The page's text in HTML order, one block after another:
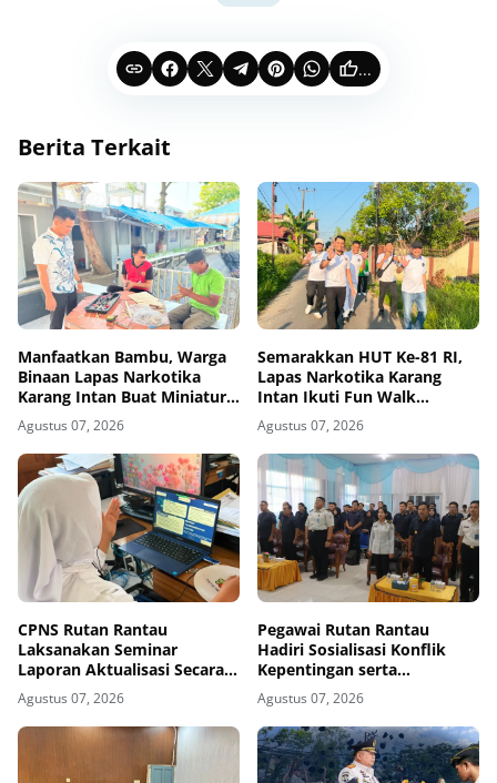
...
Berita Terkait
Manfaatkan Bambu, Warga
Binaan Lapas Narkotika
Karang Intan Buat Miniatur
Gantungan Kunci Abjad
Agustus 07, 2026
Semarakkan HUT Ke-81 RI,
Lapas Narkotika Karang
Intan Ikuti Fun Walk
Kemenimipas Kalsel
Agustus 07, 2026
CPNS Rutan Rantau
Laksanakan Seminar
Laporan Aktualisasi Secara
Virtual
Agustus 07, 2026
Pegawai Rutan Rantau
Hadiri Sosialisasi Konflik
Kepentingan serta
Monitoring dan Evaluasi
Caraka LHKAN di Kanwil
Ditjenpas Kalsel
Agustus 07, 2026